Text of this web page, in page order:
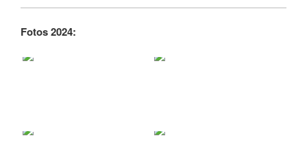
Fotos 2024: